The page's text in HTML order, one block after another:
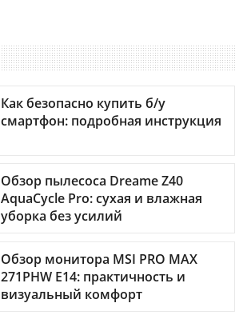
Как безопасно купить б/у
смартфон: подробная инструкция
Обзор пылесоса Dreame Z40
AquaCycle Pro: сухая и влажная
уборка без усилий
Обзор монитора MSI PRO MAX
271PHW E14: практичность и
визуальный комфорт